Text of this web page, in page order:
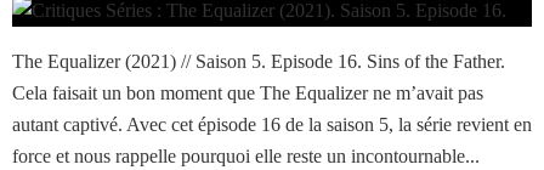
The Equalizer (2021) // Saison 5. Episode 16. Sins of the Father.
Cela faisait un bon moment que The Equalizer ne m’avait pas
autant captivé. Avec cet épisode 16 de la saison 5, la série revient en
force et nous rappelle pourquoi elle reste un incontournable...